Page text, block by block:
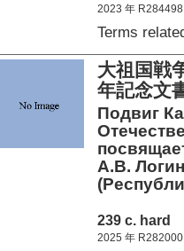
2023 年 R284498
Terms
大祖国戦
年記念文
Подвиг
А.В.
239 c. hard
2025 年 R282000